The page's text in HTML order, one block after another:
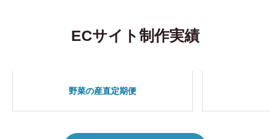
ECサイト制作実績
野菜の産直定期便